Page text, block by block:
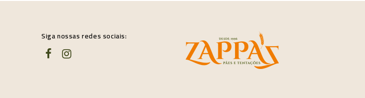
Siga nossas redes sociais: